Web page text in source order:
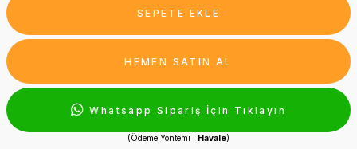
SEPETE EKLE
HEMEN SATIN AL
Whatsapp Sipariş İçin Tıklayın
(Ödeme Yöntemi : Havale)